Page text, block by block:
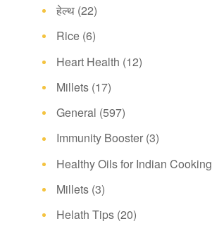
हेल्थ (22)
Rice (6)
Heart Health (12)
Millets (17)
General (597)
Immunity Booster (3)
Healthy Oils for Indian Cooking
Millets (3)
Helath Tips (20)